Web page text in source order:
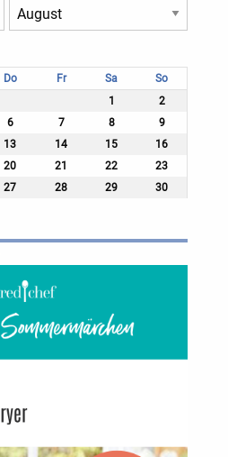
Do Fr Sa
So
1
2
6 7 8
9
13 14 15
16
20 21 22
23
27 28 29
30